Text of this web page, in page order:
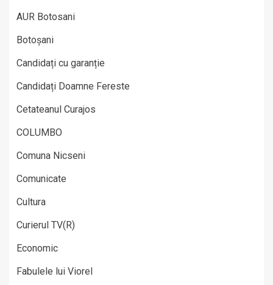
AUR Botosani
Botoșani
Candidați cu garanție
Candidați Doamne Fereste
Cetateanul Curajos
COLUMBO
Comuna Nicseni
Comunicate
Cultura
Curierul TV(R)
Economic
Fabulele lui Viorel